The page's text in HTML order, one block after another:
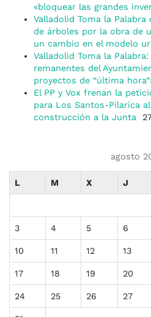
«bloquear las grandes
Valladolid Toma la
de árboles por la obra de
un cambio en el modelo
Valladolid Toma la
remanentes del
proyectos de “última
El PP y Vox frenan la
para Los Santos-Pilarica
construcción a la Junta
agosto
L M X J
3 4 5 6
10 11 12 13
17 18 19 20
24 25 26 27